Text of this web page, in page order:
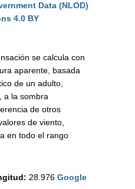
Data (NLOD)
4.0 BY
se calcula con
aparente, basada
de un adulto,
a la sombra
de otros
de viento,
en todo el rango
28.976 Google